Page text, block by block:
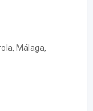
Málaga,